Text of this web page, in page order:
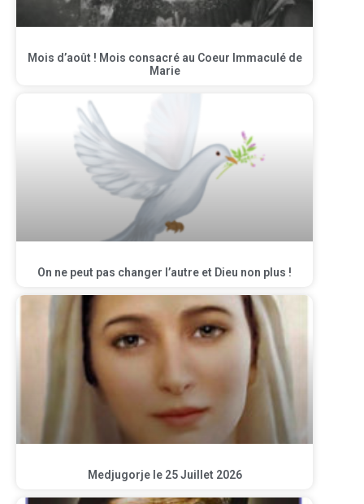
Mois d’août ! Mois consacré au Coeur Immaculé de
Marie
On ne peut pas changer l’autre et Dieu non plus !
Medjugorje le 25 Juillet 2026